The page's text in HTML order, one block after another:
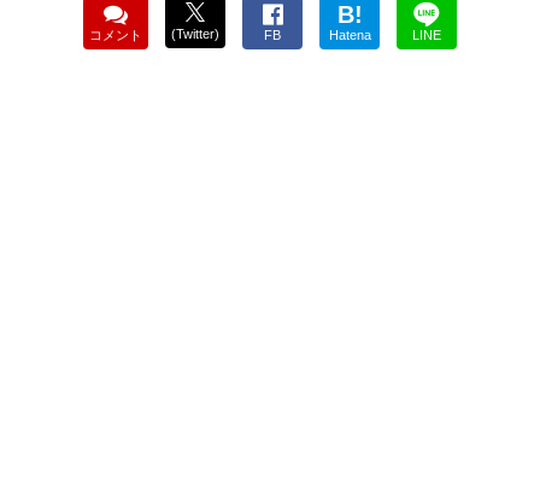
コメント (Twitter) FB
B!
Hatena LINE